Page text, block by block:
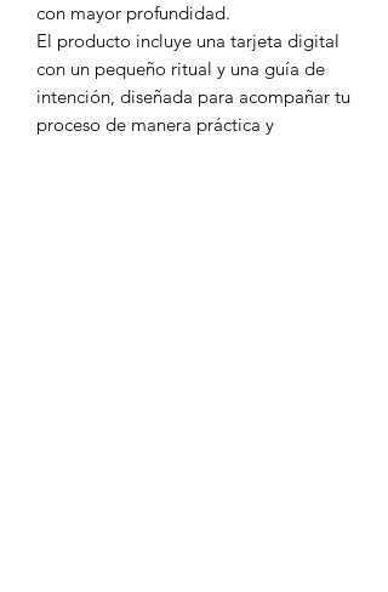
con mayor profundidad.
El producto incluye una tarjeta digital
con un pequeño ritual y una guía de
intención, diseñada para acompañar tu
proceso de manera práctica y